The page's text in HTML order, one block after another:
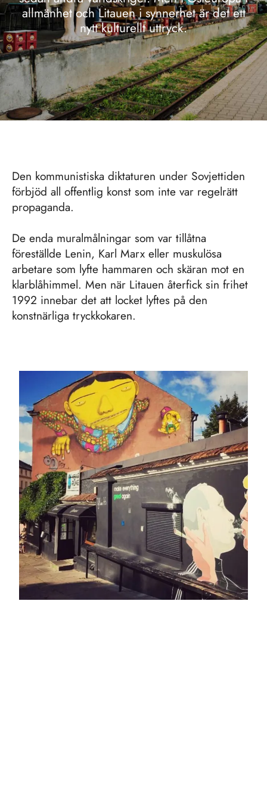
allmänhet och Litauen i synnerhet är det ett
nytt kulturellt uttryck.
Den kommunistiska diktaturen under Sovjettiden
förbjöd all offentlig konst som inte var regelrätt
propaganda.
De enda muralmålningar som var tillåtna
föreställde Lenin, Karl Marx eller muskulösa
arbetare som lyfte hammaren och skäran mot en
klarblåhimmel. Men när Litauen återfick sin frihet
1992 innebar det att locket lyftes på den
konstnärliga tryckkokaren.